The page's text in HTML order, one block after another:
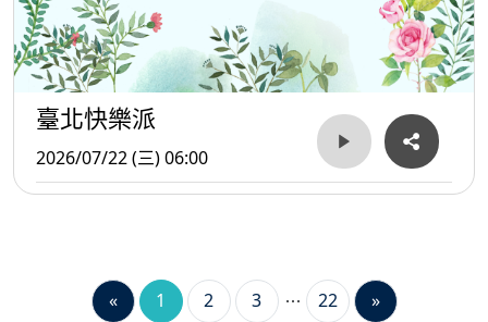
臺北快樂派
2026/07/22 (三) 06:00
« 1 2 3 22 »